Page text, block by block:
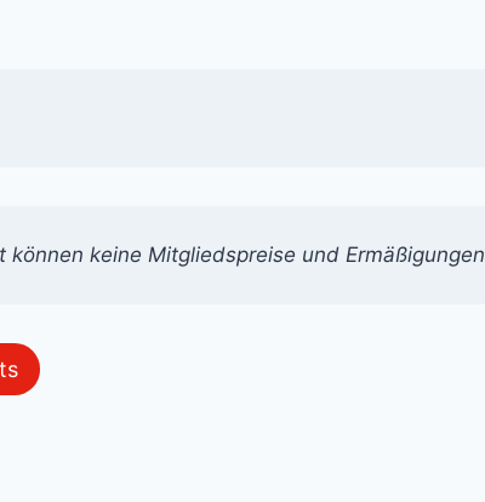
keine Mitgliedspreise und Ermäßigungen